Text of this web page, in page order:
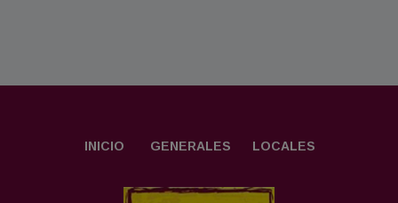
INICIO GENERALES LOCALES